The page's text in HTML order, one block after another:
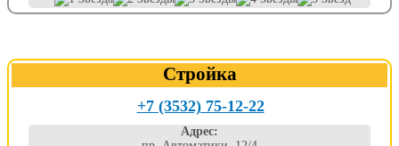
Стройка
+7 (3532) 75-12-22
Адрес: